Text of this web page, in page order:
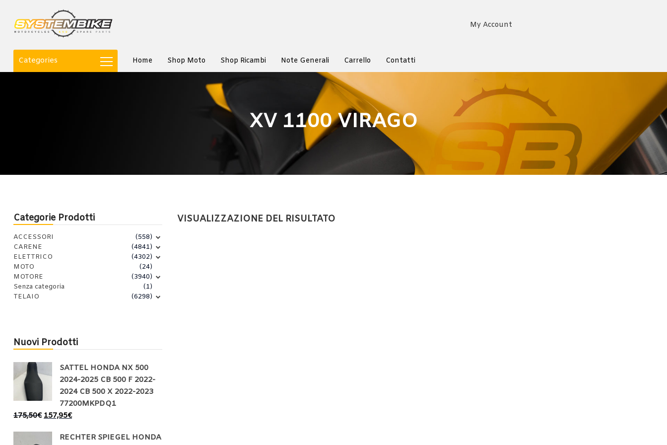
My Account
Categories Home Shop Moto Shop Ricambi Note Generali Carrello Contatti
XV 1100 VIRAGO
Categorie Prodotti
ACCESSORI
(558)
CARENE
(4841)
ELETTRICO
(4302)
MOTO
(24)
MOTORE
(3940)
Senza categoria
(1)
TELAIO
(6298)
Nuovi Prodotti
SATTEL HONDA NX 500
2024-2025 CB 500 F 2022-
2024 CB 500 X 2022-2023
77200MKPDQ1
175,50€ 157,95€
RECHTER SPIEGEL HONDA
VISUALIZZAZIONE DEL RISULTATO